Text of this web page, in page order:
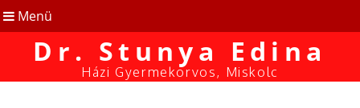
Menü
Dr. Stunya Edina
Házi Gyermekorvos, Miskolc